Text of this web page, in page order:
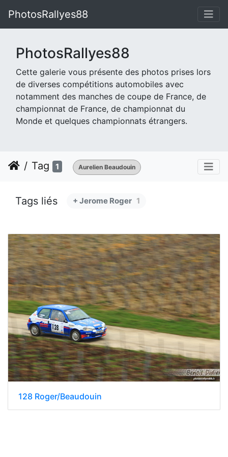
PhotosRallyes88
PhotosRallyes88
Cette galerie vous présente des photos prises lors
de diverses compétitions automobiles avec
notamment des manches de coupe de France, de
championnat de France, de championnat du
Monde et quelques championnats étrangers.
Tag 1 Aurelien Beaudouin
Tags liés + Jerome Roger 1
128 Roger/Beaudouin